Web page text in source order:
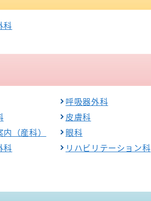
科
呼吸器外科
皮膚科
（産科） 眼科
科 リハビリテーション科